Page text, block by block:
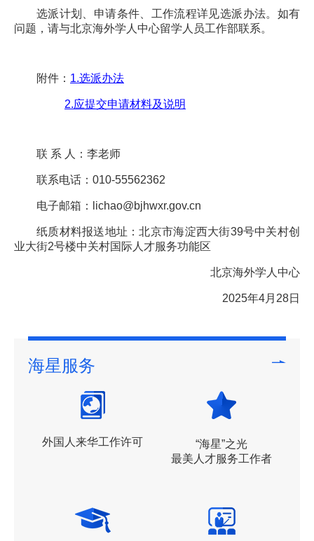
选派计划、申请条件、工作流程详见选派办法。如有
问题，请与北京海外学人中心留学人员工作部联系。
附件： 1.选派办法
2.应提交申请材料及说明
联 系 人：李老师
联系电话：010-55562362
电子邮箱： lichao@bjhwxr.gov.cn
纸质材料报送地址：北京市海淀西大街39号中关村创
业大街2号楼中关村国际人才服务功能区
北京海外学人中心
2025年4月28日
海星服务
外国人来华工作许可
“海星”之光
最美人才服务工作者